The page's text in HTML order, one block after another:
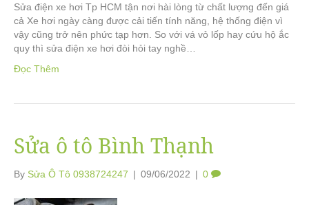
Sửa điện xe hơi Tp HCM tận nơi hài lòng từ chất lượng đến giá
cả Xe hơi ngày càng được cải tiến tính năng, hệ thống điện vì
vậy cũng trở nên phức tạp hơn. So với vá vỏ lốp hay cứu hộ ắc
quy thì sửa điện xe hơi đòi hỏi tay nghề…
Đọc Thêm
Sửa ô tô Bình Thạnh
By Sửa Ô Tô 0938724247 | 09/06/2022 | 0